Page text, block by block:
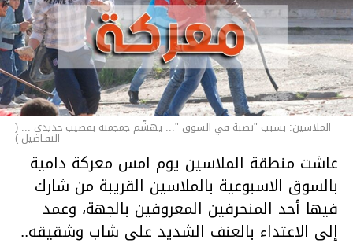
الملاسين: بسبب "نصبة في السوق "... يهشّم جمجمته بقضيب حديدي ... (
التفـاصيل )
عاشت منطقة الملاسين يوم امس معركة دامية
بالسوق الاسبوعية بالملاسين القريبة من شارك
فيها أحد المنحرفين المعروفين بالجهة، وعمد
إلى الاعتداء بالعنف الشديد على شاب وشقيقه..